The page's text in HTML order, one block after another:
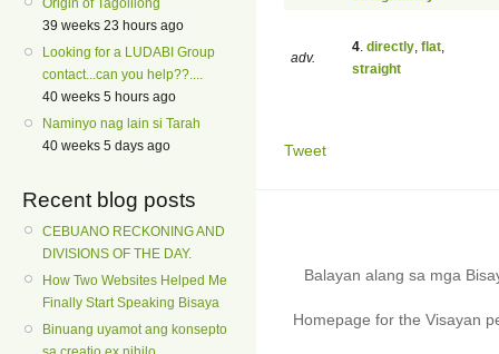
Origin of Tagolilong
39 weeks 23 hours ago
Looking for a LUDABI Group
contact...can you help??....
40 weeks 5 hours ago
Naminyo nag lain si Tarah
40 weeks 5 days ago
Recent blog posts
CEBUANO RECKONING AND
DIVISIONS OF THE DAY.
How Two Websites Helped Me
Finally Start Speaking Bisaya
Binuang uyamot ang konsepto
adv.
4 directly flat
straight
Tweet
Balayan alang sa mga
Homepage for the Visayan